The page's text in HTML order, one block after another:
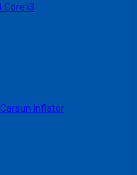
Core i3
Inflator